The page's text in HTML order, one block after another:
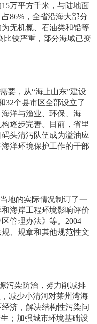
15万平方千米，与陆地面
占86% ，全省沿海大部分
无机氮、石油类和铅等
比较严重，部分海域已变
要，从“海上山东”建设
32个县市区全部设立了
洋与渔业、环保、海
逐步完善。目前，省里
头清污队伍成为溢油应
洋环境保护工作的干部
地的实际情况制订了一
海岸工程环境影响评价
管理办法》等。 2004
、规章和其他规范性文
污染防治，努力削减排
减少小清河对莱州湾海
济，解决结构性污染问
；加强城市环境基础设